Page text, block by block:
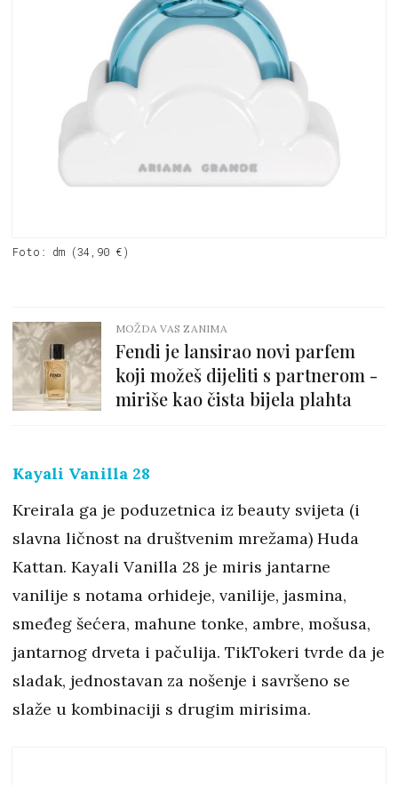
Foto: dm (34,90 €)
MOŽDA VAS ZANIMA
Fendi je lansirao novi parfem
koji možeš dijeliti s partnerom -
miriše kao čista bijela plahta
Kayali Vanilla 28
Kreirala ga je poduzetnica iz beauty svijeta (i
slavna ličnost na društvenim mrežama) Huda
Kattan. Kayali Vanilla 28 je miris jantarne
vanilije s notama orhideje, vanilije, jasmina,
smeđeg šećera, mahune tonke, ambre, mošusa,
jantarnog drveta i pačulija. TikTokeri tvrde da je
sladak, jednostavan za nošenje i savršeno se
slaže u kombinaciji s drugim mirisima.